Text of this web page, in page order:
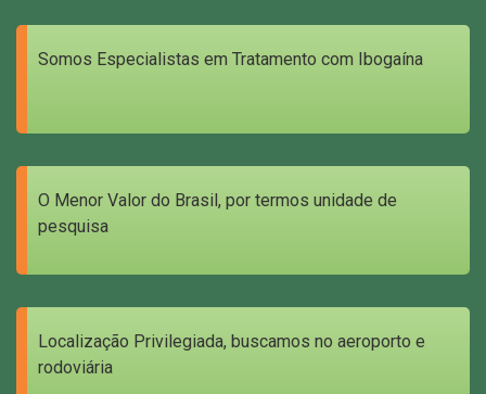
Somos Especialistas em Tratamento com Ibogaína
O Menor Valor do Brasil, por termos unidade de
pesquisa
Localização Privilegiada, buscamos no aeroporto e
rodoviária